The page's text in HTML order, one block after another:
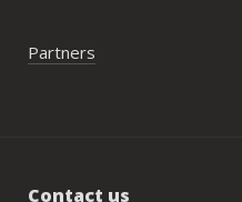
Partners
Contact us